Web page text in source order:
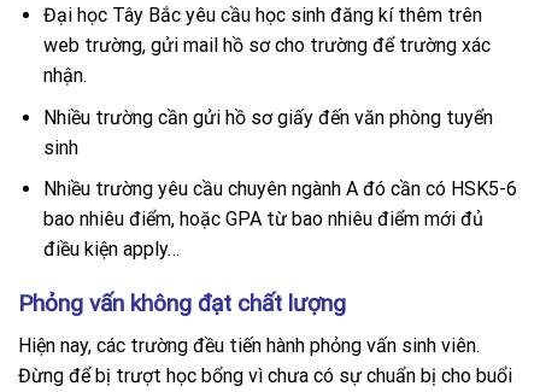
Đại học Tây Bắc yêu cầu học sinh đăng kí thêm trên
web trường, gửi mail hồ sơ cho trường để trường xác
nhận.
Nhiều trường cần gửi hồ sơ giấy đến văn phòng tuyển
sinh
Nhiều trường yêu cầu chuyên ngành A đó cần có HSK5-6
bao nhiêu điểm, hoặc GPA từ bao nhiêu điểm mới đủ
điều kiện apply…
Phỏng vấn không đạt chất lượng
Hiện nay, các trường đều tiến hành phỏng vấn sinh viên.
Đừng để bị trượt học bổng vì chưa có sự chuẩn bị cho buổi